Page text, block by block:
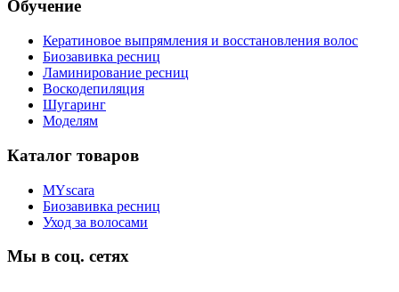
Обучение
Кератиновое выпрямления и восстановления волос
Биозавивка ресниц
Ламинирование ресниц
Воскодепиляция
Шугаринг
Моделям
Каталог товаров
MYscara
Биозавивка ресниц
Уход за волосами
Мы в соц. сетях